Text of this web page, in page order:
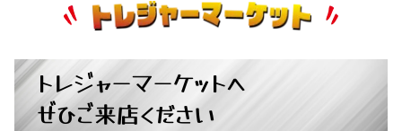
トレジャーマーケットへ
ぜひご来店ください